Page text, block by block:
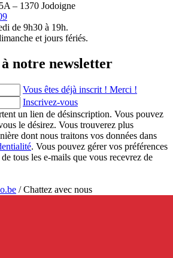
– 1370 Jodoigne
de 9h30 à 19h.
et jours fériés.
notre newsletter
Vous êtes déjà inscrit ! Merci !
Inscrivez-vous
un lien de désinscription. Vous pouvez
le désirez. Vous trouverez plus
dont nous traitons vos données dans
. Vous pouvez gérer vos préférences
tous les e-mails que vous recevrez de
/Chattez avec nous